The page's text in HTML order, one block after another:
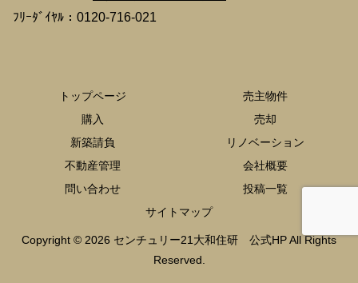
ﾌﾘｰﾀﾞｲﾔﾙ：0120-716-021
トップページ
売主物件
購入
売却
新築請負
リノベーション
不動産管理
会社概要
問い合わせ
投稿一覧
サイトマップ
Copyright © 2026 センチュリー21大和住研 公式HP All Rights
Reserved.